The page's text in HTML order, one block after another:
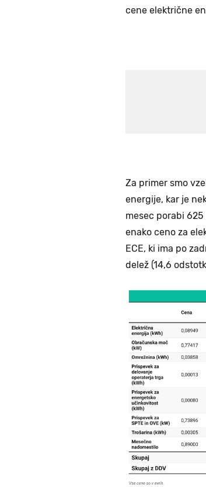
cene električne
Za primer smo
energije, kar je
mesec porabi 625
enako ceno za
ECE, ki ima po
delež (14,6